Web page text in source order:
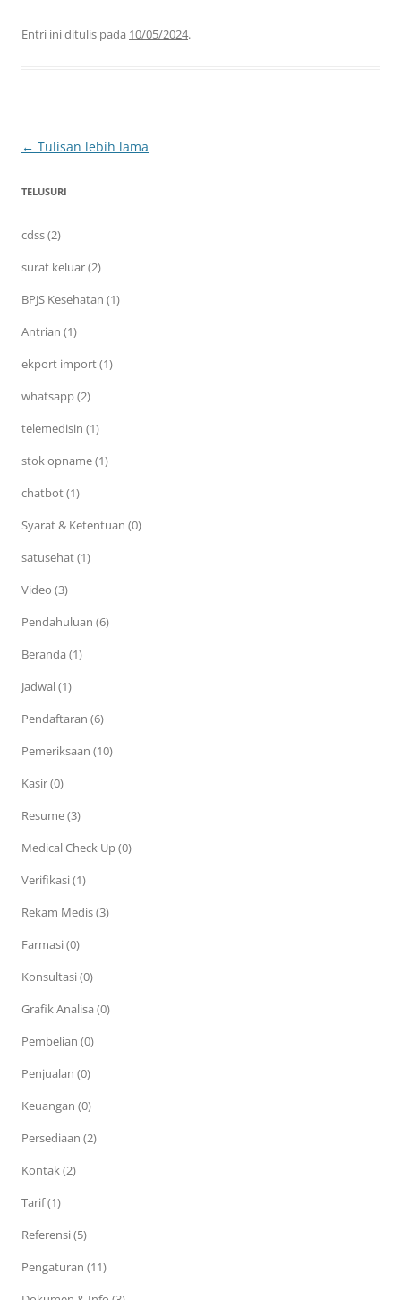
Entri ini ditulis pada 10/05/2024.
Navigasi
← Tulisan lebih lama
TELUSURI
cdss (2)
surat keluar (2)
BPJS Kesehatan (1)
Antrian (1)
ekport import (1)
whatsapp (2)
telemedisin (1)
stok opname (1)
chatbot (1)
Syarat & Ketentuan (0)
satusehat (1)
Video (3)
Pendahuluan (6)
Beranda (1)
Jadwal (1)
Pendaftaran (6)
Pemeriksaan (10)
Kasir (0)
Resume (3)
Medical Check Up (0)
Verifikasi (1)
Rekam Medis (3)
Farmasi (0)
Konsultasi (0)
Grafik Analisa (0)
Pembelian (0)
Penjualan (0)
Keuangan (0)
Persediaan (2)
Kontak (2)
Tarif (1)
Referensi (5)
Pengaturan (11)